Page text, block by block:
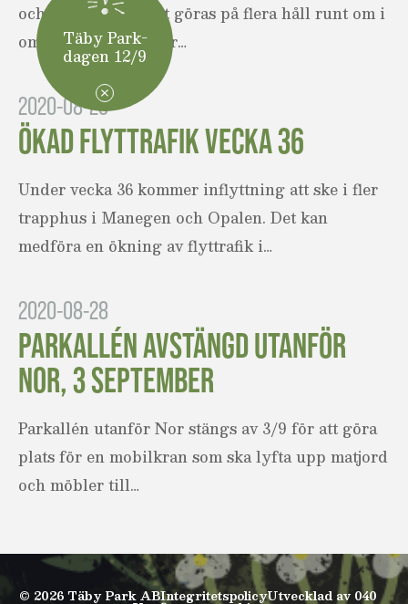
och linjemålning att göras på flera håll runt om i
området. Det innebär…
2020-08-28
ÖKAD FLYTTRAFIK VECKA 36
Under vecka 36 kommer inflyttning att ske i fler
trapphus i Manegen och Opalen. Det kan
medföra en ökning av flyttrafik i…
2020-08-28
PARKALLÉN AVSTÄNGD UTANFÖR
NOR, 3 SEPTEMBER
Parkallén utanför Nor stängs av 3/9 för att göra
plats för en mobilkran som ska lyfta upp matjord
och möbler till…
© 2026 Täby Park ABIntegritetspolicyUtvecklad av 040
Täby Park-
dagen 12/9